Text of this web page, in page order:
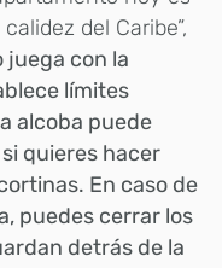
del Caribe”,
juega con la
límites
alcoba puede
quieres hacer
En caso de
puedes cerrar los
detrás de la